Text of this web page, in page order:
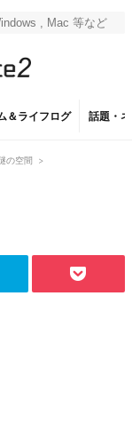
＆ライフログ 話題・
の空間 >